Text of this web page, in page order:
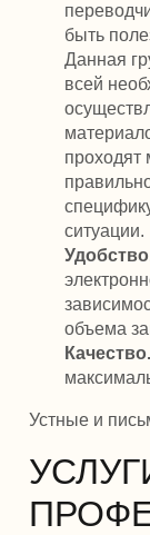
быть
Данная
всей
проходят
ситуации.
объема
Качество.
Устные и